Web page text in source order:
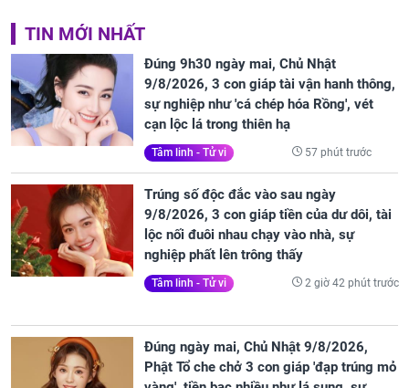
TIN MỚI NHẤT
Đúng 9h30 ngày mai, Chủ Nhật
9/8/2026, 3 con giáp tài vận hanh thông,
sự nghiệp như 'cá chép hóa Rồng', vét
cạn lộc lá trong thiên hạ
Tâm linh - Tử vi 57 phút trước
Trúng số độc đắc vào sau ngày
9/8/2026, 3 con giáp tiền của dư dôi, tài
lộc nối đuôi nhau chạy vào nhà, sự
nghiệp phất lên trông thấy
Tâm linh - Tử vi 2 giờ 42 phút trước
Đúng ngày mai, Chủ Nhật 9/8/2026,
Phật Tổ che chở 3 con giáp 'đạp trúng mỏ